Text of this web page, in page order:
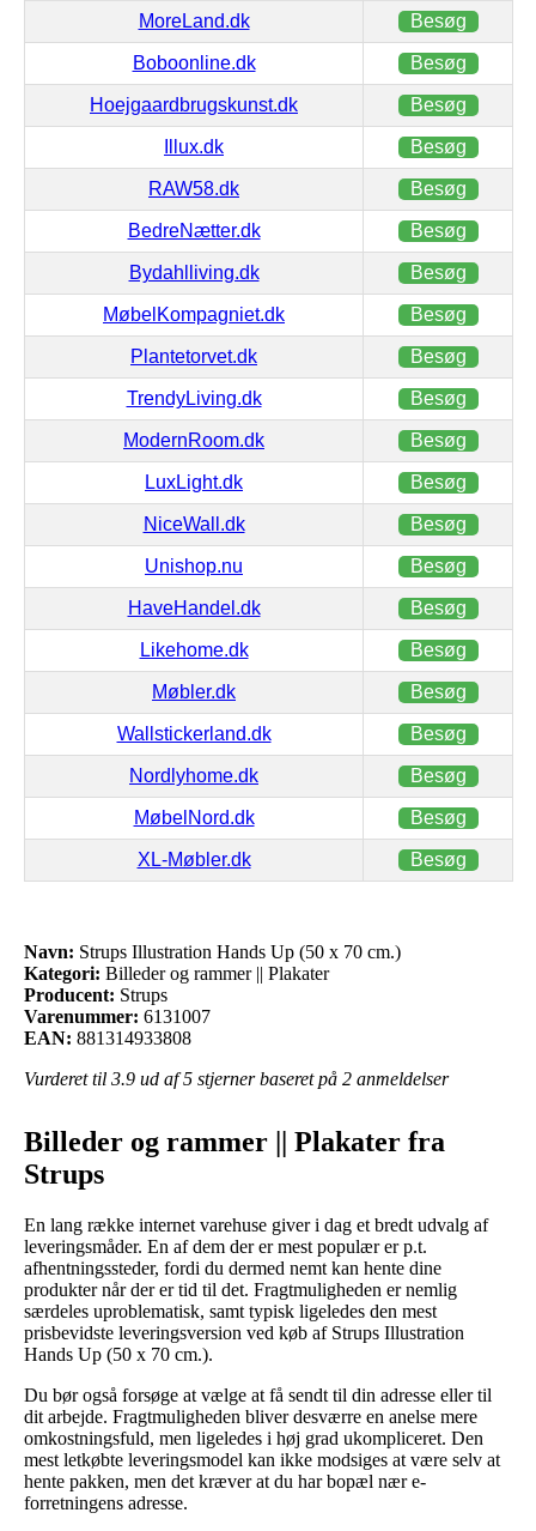
MoreLand.dk Besøg
Boboonline.dk Besøg
Hoejgaardbrugskunst.dk Besøg
Illux.dk Besøg
RAW58.dk Besøg
BedreNætter.dk Besøg
Bydahlliving.dk Besøg
MøbelKompagniet.dk Besøg
Plantetorvet.dk Besøg
TrendyLiving.dk Besøg
ModernRoom.dk Besøg
LuxLight.dk Besøg
NiceWall.dk Besøg
Unishop.nu Besøg
HaveHandel.dk Besøg
Likehome.dk Besøg
Møbler.dk Besøg
Wallstickerland.dk Besøg
Nordlyhome.dk Besøg
MøbelNord.dk Besøg
XL-Møbler.dk Besøg
Navn: Strups Illustration Hands Up (50 x 70 cm.)
Kategori: Billeder og rammer || Plakater
Producent: Strups
Varenummer: 6131007
EAN: 881314933808
Vurderet til 3.9 ud af 5 stjerner baseret på 2 anmeldelser
Billeder og rammer || Plakater fra
Strups
En lang række internet varehuse giver i dag et bredt udvalg af
leveringsmåder. En af dem der er mest populær er p.t.
afhentningssteder, fordi du dermed nemt kan hente dine
produkter når der er tid til det. Fragtmuligheden er nemlig
særdeles uproblematisk, samt typisk ligeledes den mest
prisbevidste leveringsversion ved køb af Strups Illustration
Hands Up (50 x 70 cm.).
Du bør også forsøge at vælge at få sendt til din adresse eller til
dit arbejde. Fragtmuligheden bliver desværre en anelse mere
omkostningsfuld, men ligeledes i høj grad ukompliceret. Den
mest letkøbte leveringsmodel kan ikke modsiges at være selv at
hente pakken, men det kræver at du har bopæl nær e-
forretningens adresse.